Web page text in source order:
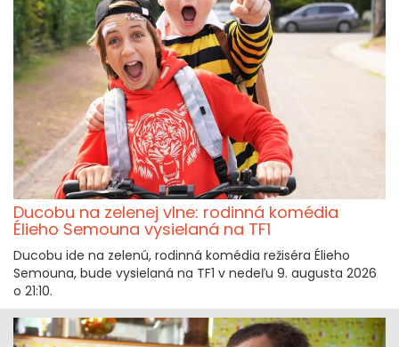
Ducobu na zelenej vlne: rodinná komédia
Élieho Semouna vysielaná na TF1
Ducobu ide na zelenú, rodinná komédia režiséra Élieho
Semouna, bude vysielaná na TF1 v nedeľu 9. augusta 2026
o 21:10.